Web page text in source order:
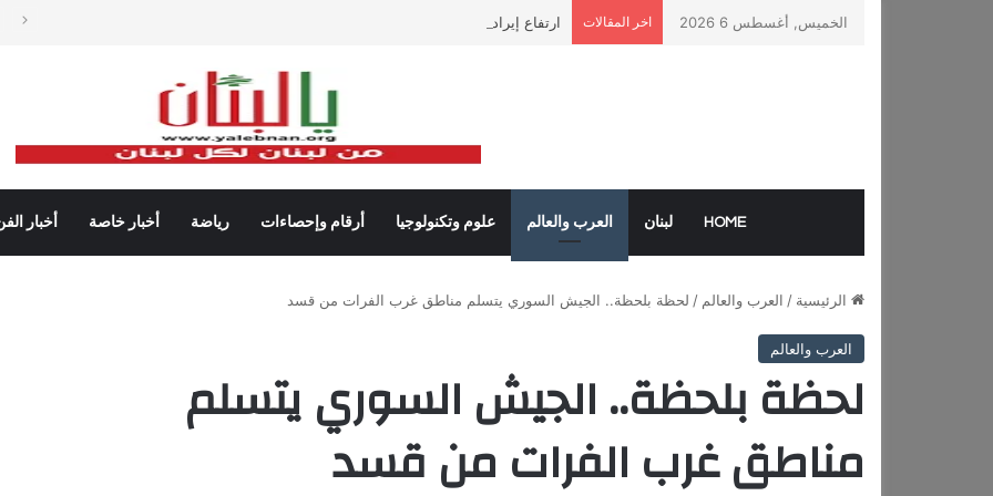
الخميس, أغسطس 6 2026 اخر المقالات ارتفاع إيرادات شباك التذاكر في أميركا رغم تراجع عدد مرتادي دور السينما
HOME لبنان العرب والعالم علوم وتكنولوجيا أرقام وإحصاءات رياضة أخبار خاصة أخبار
الرئيسية / العرب والعالم / لحظة بلحظة.. الجيش السوري يتسلم مناطق غرب الفرات من قسد
العرب والعالم
لحظة بلحظة.. الجيش السوري يتسلم
مناطق غرب الفرات من قسد